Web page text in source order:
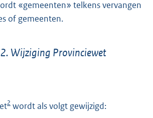
«gemeenten» telkens vervangen
of gemeenten.
Wijziging Provinciewet
2 wordt als volgt gewijzigd: